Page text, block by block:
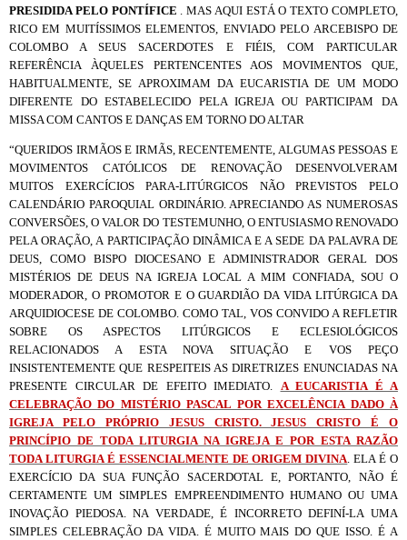
PRESIDIDA PELO PONTÍFICE . MAS AQUI ESTÁ O TEXTO COMPLETO,
RICO EM MUITÍSSIMOS ELEMENTOS, ENVIADO PELO ARCEBISPO DE
COLOMBO A SEUS SACERDOTES E FIÉIS, COM PARTICULAR
REFERÊNCIA ÀQUELES PERTENCENTES AOS MOVIMENTOS QUE,
HABITUALMENTE, SE APROXIMAM DA EUCARISTIA DE UM MODO
DIFERENTE DO ESTABELECIDO PELA IGREJA OU PARTICIPAM DA
MISSA COM CANTOS E DANÇAS EM TORNO DO ALTAR
“QUERIDOS IRMÃOS E IRMÃS, RECENTEMENTE, ALGUMAS PESSOAS E
MOVIMENTOS CATÓLICOS DE RENOVAÇÃO DESENVOLVERAM
MUITOS EXERCÍCIOS PARA-LITÚRGICOS NÃO PREVISTOS PELO
CALENDÁRIO PAROQUIAL ORDINÁRIO. APRECIANDO AS NUMEROSAS
CONVERSÕES, O VALOR DO TESTEMUNHO, O ENTUSIASMO RENOVADO
PELA ORAÇÃO, A PARTICIPAÇÃO DINÂMICA E A SEDE DA PALAVRA DE
DEUS, COMO BISPO DIOCESANO E ADMINISTRADOR GERAL DOS
MISTÉRIOS DE DEUS NA IGREJA LOCAL A MIM CONFIADA, SOU O
MODERADOR, O PROMOTOR E O GUARDIÃO DA VIDA LITÚRGICA DA
ARQUIDIOCESE DE COLOMBO. COMO TAL, VOS CONVIDO A REFLETIR
SOBRE OS ASPECTOS LITÚRGICOS E ECLESIOLÓGICOS
RELACIONADOS A ESTA NOVA SITUAÇÃO E VOS PEÇO
INSISTENTEMENTE QUE RESPEITEIS AS DIRETRIZES ENUNCIADAS NA
PRESENTE CIRCULAR DE EFEITO IMEDIATO. A EUCARISTIA É A
CELEBRAÇÃO DO MISTÉRIO PASCAL POR EXCELÊNCIA DADO À
IGREJA PELO PRÓPRIO JESUS CRISTO. JESUS CRISTO É O
PRINCÍPIO DE TODA LITURGIA NA IGREJA E POR ESTA RAZÃO
TODA LITURGIA É ESSENCIALMENTE DE ORIGEM DIVINA. ELA É O
EXERCÍCIO DA SUA FUNÇÃO SACERDOTAL E, PORTANTO, NÃO É
CERTAMENTE UM SIMPLES EMPREENDIMENTO HUMANO OU UMA
INOVAÇÃO PIEDOSA. NA VERDADE, É INCORRETO DEFINÍ-LA UMA
SIMPLES CELEBRAÇÃO DA VIDA. É MUITO MAIS DO QUE ISSO. É A